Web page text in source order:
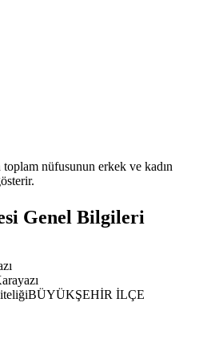
nüfusunun erkek ve kadın
Genel Bilgileri
BÜYÜKŞEHİR İLÇE